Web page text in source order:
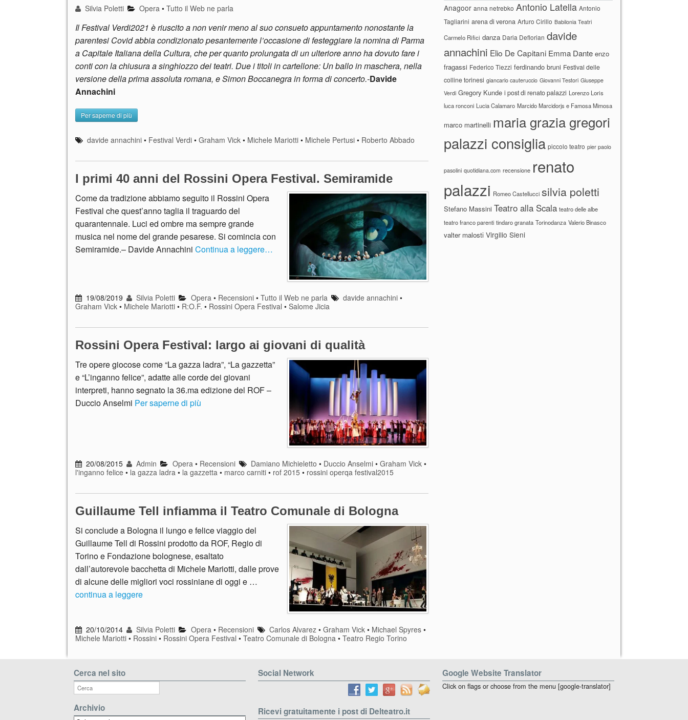
Silvia Poletti Opera •Tutto il Web ne parla
Il Festival Verdi2021 è riuscito a non venir meno al suo consueto appuntamento nonostante la
parentesi Covid abbia condizionato pesantemente l’occasione di festeggiare la nomina di Parma
a Capitale Italiana della Cultura, che per quanto prolungata di un ulteriore anno ha dovuto fare i
conti con la chiusura a singhiozzo dei teatri. Due i titoli in cartellone: Un ballo in maschera, nella
versione della prima assoluta romana, e Simon Boccanegra in forma di concerto.-Davide
Annachini
Per saperne di più
davide annachini • Festival Verdi •Graham Vick • Michele Mariotti • Michele Pertusi • Roberto Abbado
I primi 40 anni del Rossini Opera Festival. Semiramide
Come da tradizione abbiamo seguito il Rossini Opera
Festival che quest’anno taglia il traguardo del
quarantennale. Luci ed ombre ma sempre grande
musica nel nome del grande pesarese. Si comincia con
Semiramide.– Davide Annachini Continua a leggere…
19/08/2019 Silvia Poletti Opera • Recensioni• Tutto il Web ne parla davide annachini•
Graham Vick • Michele Mariotti • R:O.F. • Rossini Opera Festival • Salome Jicia
Rossini Opera Festival: largo ai giovani di qualità
Tre opere giocose come “La gazza ladra”, “La gazzetta”
e “L’inganno felice”, adatte alle corde dei giovani
interpreti, hanno segnato la 36.ma edizione del ROF –
Duccio Anselmi Per saperne di più
20/08/2015 Admin Opera• Recensioni Damiano Michieletto • Duccio Anselmi• Graham Vick•
l'inganno felice • la gazza ladra • la gazzetta • marco carniti • rof 2015 • rossini operqa festival2015
Guillaume Tell infiamma il Teatro Comunale di Bologna
Si conclude a Bologna il lungo e felice viaggio del
Guillaume Tell di Rossini prodotto da ROF, Regio di
Torino e Fondazione bolognese, esaltato
dall’autorevole bacchetta di Michele Mariotti, dalle prove
di alcune delle migliori voci rossiniane di oggi e …
continua a leggere
20/10/2014 Silvia Poletti Opera• Recensioni Carlos Alvarez• Graham Vick• Michael Spyres•
Michele Mariotti • Rossini • Rossini Opera Festival • Teatro Comunale di Bologna • Teatro Regio Torino
Anagoor anna netrebko Antonio Latella Antonio
Tagliarini arena di verona Arturo Cirillo Babilonia Teatri
Carmelo Rifici danza Daria Deflorian davide
annachini Elio De Capitani Emma Dante enzo
fragassi Federico Tiezzi ferdinando bruni Festival delle
colline torinesi giancarlo cauteruccio Giovanni Testori Giuseppe
Verdi Gregory Kunde i post di renato palazzi Lorenzo Loris
luca ronconi Lucia Calamaro Marcido Marcidorjs e Famosa Mimosa
marco martinelli maria grazia gregori
palazzi consiglia piccolo teatro pier paolo
pasolini quotidiana.com recensione renato
palazzi Romeo Castellucci silvia poletti
Stefano Massini Teatro alla Scala teatro delle albe
teatro franco parenti tindaro granata Torinodanza Valerio Binasco
valter malosti Virgilio Sieni
Cerca nel sito
Archivio
Social Network
Ricevi gratuitamente i post di Delteatro.it
Google Website Translator
Click on flags or choose from the menu [google-translator]